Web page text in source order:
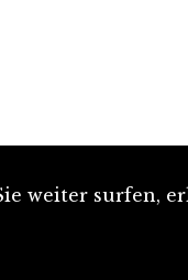
weiter surfen,